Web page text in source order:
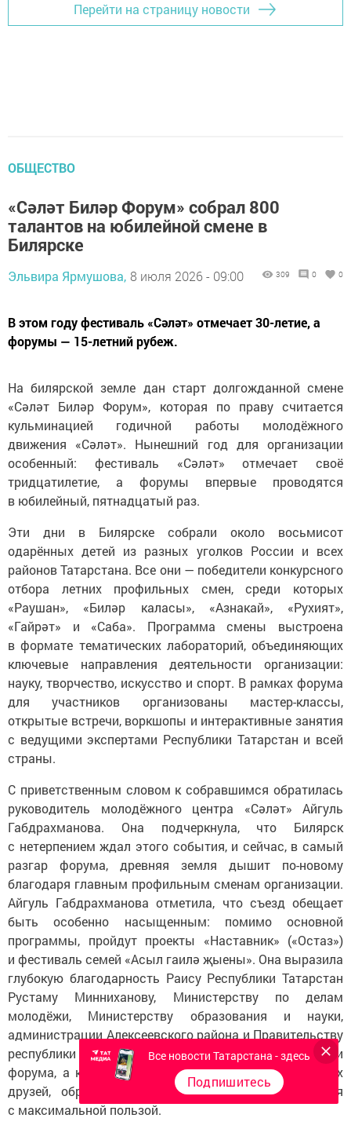
Перейти на страницу новости
ОБЩЕСТВО
«Сәләт Биләр Форум» собрал 800
талантов на юбилейной смене в
Билярске
Эльвира Ярмушова, 8 июля 2026 - 09:00 309 0 0
В этом году фестиваль «Сәләт» отмечает 30-летие, а
форумы — 15-летний рубеж.
На билярской земле дан старт долгожданной смене
«Сәләт Биләр Форум», которая по праву считается
кульминацией годичной работы молодёжного
движения «Сәләт». Нынешний год для организации
особенный: фестиваль «Сәләт» отмечает своё
тридцатилетие, а форумы впервые проводятся
в юбилейный, пятнадцатый раз.
Эти дни в Билярске собрали около восьмисот
одарённых детей из разных уголков России и всех
районов Татарстана. Все они — победители конкурсного
отбора летних профильных смен, среди которых
«Раушан», «Биләр каласы», «Азнакай», «Рухият»,
«Гайрәт» и «Саба». Программа смены выстроена
в формате тематических лабораторий, объединяющих
ключевые направления деятельности организации:
науку, творчество, искусство и спорт. В рамках форума
для участников организованы мастер-классы,
открытые встречи, воркшопы и интерактивные занятия
с ведущими экспертами Республики Татарстан и всей
страны.
С приветственным словом к собравшимся обратилась
руководитель молодёжного центра «Сәләт» Айгуль
Габдрахманова. Она подчеркнула, что Билярск
с нетерпением ждал этого события, и сейчас, в самый
разгар форума, древняя земля дышит по-новому
благодаря главным профильным сменам организации.
Айгуль Габдрахманова отметила, что съезд обещает
быть особенно насыщенным: помимо основной
программы, пройдут проекты «Наставник» («Остаз»)
и фестиваль семей «Асыл гаилә җыены». Она выразила
глубокую благодарность Раису Республики Татарстан
Рустаму Минниханову, Министерству по делам
молодёжи, Министерству образования и науки,
администрации Алексеевского района и Правительству
республики за всестороннюю поддержку в организации
форума, а каждому участнику пожелала найти новых
друзей, обрести ценные знания и провести время
с максимальной пользой.
Все новости Татарстана - здесь
Подпишитесь